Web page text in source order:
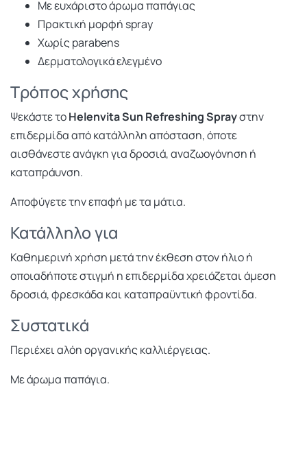
Με ευχάριστο άρωμα παπάγιας
Πρακτική μορφή spray
Χωρίς parabens
Δερματολογικά ελεγμένο
Τρόπος χρήσης
Ψεκάστε τοHelenvita Sun Refreshing Sprayστην
επιδερμίδα από κατάλληλη απόσταση, όποτε
αισθάνεστε ανάγκη για δροσιά, αναζωογόνηση ή
καταπράυνση.
Αποφύγετε την επαφή με τα μάτια.
Κατάλληλο για
Καθημερινή χρήση μετά την έκθεση στον ήλιο ή
οποιαδήποτε στιγμή η επιδερμίδα χρειάζεται άμεση
δροσιά, φρεσκάδα και καταπραϋντική φροντίδα.
Συστατικά
Περιέχει αλόη οργανικής καλλιέργειας.
Με άρωμα παπάγια.